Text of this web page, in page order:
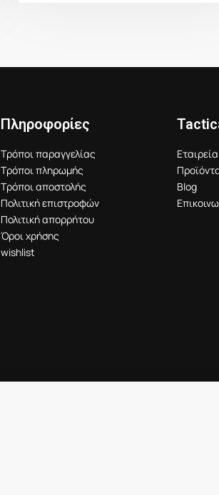
Πληροφορίες
Τρόποι παραγγελίας
Τρόποι πληρωμής
Τρόποι αποστολής
Πολιτική επιστροφών
Πολιτική απορρήτου
Όροι χρήσης
wishlist
Εταιρεία
Blog